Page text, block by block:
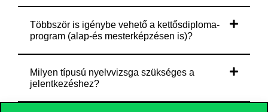
Többször is igénybe vehető a kettősdiploma-
program (alap-és mesterképzésen is)?
Milyen típusú nyelvvizsga szükséges a
jelentkezéshez?